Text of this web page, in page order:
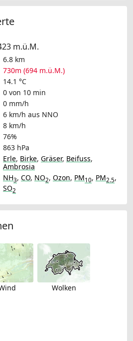
m.ü.M.
6.8 km
730m (694 m.ü.M.)
14.1 °C
0 von 10 min
0 mm/h
6 km/h aus NNO
8 km/h
76%
863 hPa
Erle, Birke, Gräser, Beifuss,
Ambrosia
NH3, CO, NO2, Ozon, PM10, PM2.5,
SO2
Wolken